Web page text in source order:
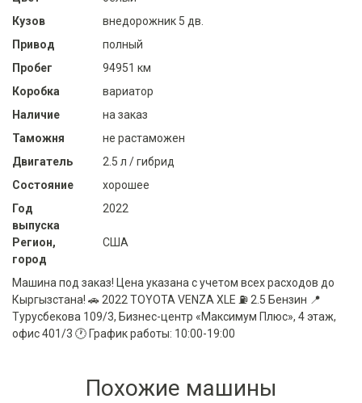
Кузов
внедорожник 5 дв.
Привод
полный
Пробег
94951 км
Коробка
вариатор
Наличие
на заказ
Таможня
не растаможен
Двигатель
2.5 л / гибрид
Состояние
хорошее
Год
выпуска
2022
Регион,
город
США
Машина под заказ! Цена указана с учетом всех расходов до
Кыргызстана! 🚗 2022 TOYOTA VENZA XLE ⛽️ 2.5 Бензин 📍
Турусбекова 109/3, Бизнес-центр «Максимум Плюс», 4 этаж,
офис 401/3 🕐 График работы: 10:00-19:00
Похожие машины